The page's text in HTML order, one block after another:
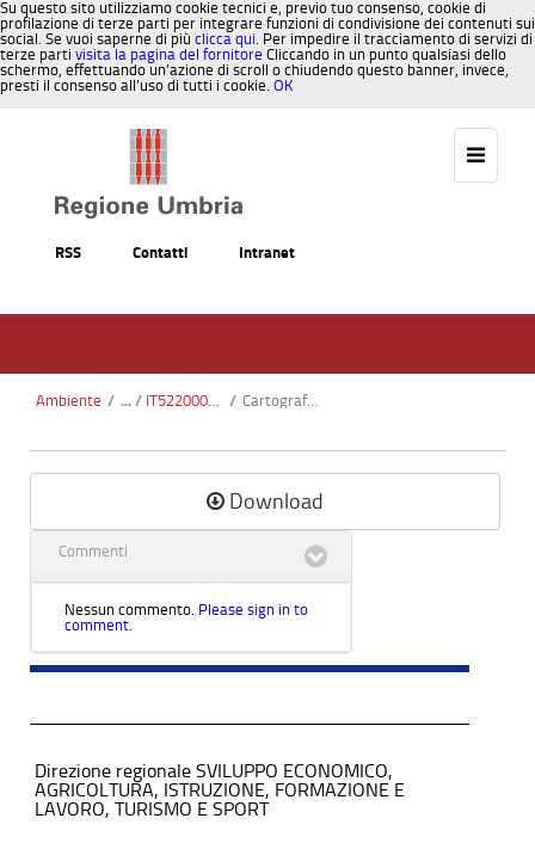
Su questo sito utilizziamo cookie tecnici e, previo tuo consenso, cookie di
profilazione di terze parti per integrare funzioni di condivisione dei contenuti sui
social. Se vuoi saperne di più clicca qui. Per impedire il tracciamento di servizi di
terze parti visita la pagina del fornitore Cliccando in un punto qualsiasi dello
schermo, effettuando un’azione di scroll o chiudendo questo banner, invece,
presti il consenso all’uso di tutti i cookie. OK
RSS Contatti Intranet
Ambiente / IT5220001 - Bagno Minerale - Parrano / Cartografia_CTR.pdf
Download
Commenti
Nessun commento. Please sign in to
comment.
Direzione regionale SVILUPPO ECONOMICO,
AGRICOLTURA, ISTRUZIONE, FORMAZIONE E
LAVORO, TURISMO E SPORT